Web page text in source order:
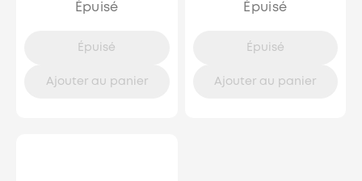
Épuisé
Épuisé
Ajouter au panier
Épuisé
Épuisé
Ajouter au panier